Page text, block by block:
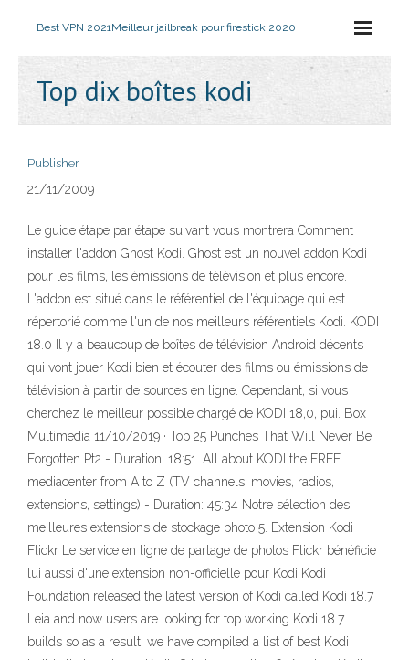
Best VPN 2021Meilleur jailbreak pour firestick 2020
Top dix boîtes kodi
Publisher
21/11/2009
Le guide étape par étape suivant vous montrera Comment
installer l'addon Ghost Kodi. Ghost est un nouvel addon Kodi
pour les films, les émissions de télévision et plus encore.
L'addon est situé dans le référentiel de l'équipage qui est
répertorié comme l'un de nos meilleurs référentiels Kodi. KODI
18.0 Il y a beaucoup de boîtes de télévision Android décents
qui vont jouer Kodi bien et écouter des films ou émissions de
télévision à partir de sources en ligne. Cependant, si vous
cherchez le meilleur possible chargé de KODI 18,0, pui. Box
Multimedia 11/10/2019 · Top 25 Punches That Will Never Be
Forgotten Pt2 - Duration: 18:51. All about KODI the FREE
mediacenter from A to Z (TV channels, movies, radios,
extensions, settings) - Duration: 45:34 Notre sélection des
meilleures extensions de stockage photo 5. Extension Kodi
Flickr Le service en ligne de partage de photos Flickr bénéficie
lui aussi d'une extension non-officielle pour Kodi Kodi
Foundation released the latest version of Kodi called Kodi 18.7
Leia and now users are looking for top working Kodi 18.7
builds so as a result, we have compiled a list of best Kodi